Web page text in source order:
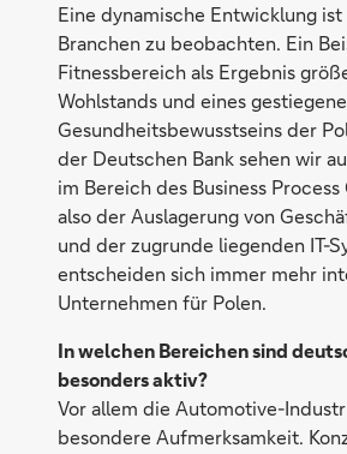
Eine dynamische Entwicklung ist
Branchen zu beobachten. Ein
Fitnessbereich als Ergebnis
Wohlstands und eines
Gesundheitsbewusstseins der
der Deutschen Bank sehen wir
im Bereich des Business
also der Auslagerung von
und der zugrunde liegenden IT-
entscheiden sich immer mehr
Unternehmen für Polen.
In welchen Bereichen sind
besonders aktiv?
Vor allem die Automotive-
besondere Aufmerksamkeit.